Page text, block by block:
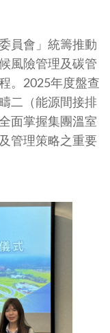
員會」統籌推動
風險管理及碳管
。2025年度盤查
二（能源間接排
面掌握集團溫室
管理策略之重要